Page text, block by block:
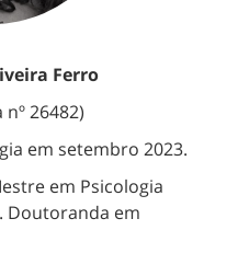
Ferro
nº 26482)
em setembro 2023.
em Psicologia
Doutoranda em